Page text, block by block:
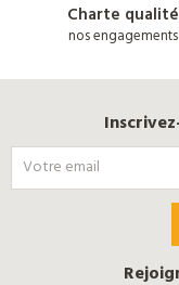
Charte qualité
nos engagements